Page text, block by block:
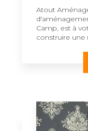
Atout
Camp, est à
construire une